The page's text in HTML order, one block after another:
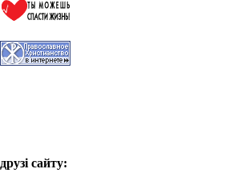
друзі сайту: